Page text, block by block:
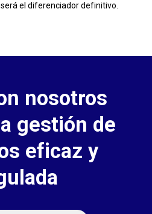
el diferenciador definitivo.
nosotros
gestión de
eficaz y